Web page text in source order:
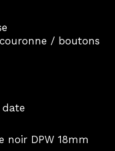
/ boutons
noir DPW 18mm